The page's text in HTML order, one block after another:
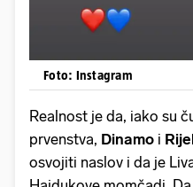
Foto: Instagram
Realnost je da, iako su
prvenstva, Dinamo i
osvojiti naslov i da je